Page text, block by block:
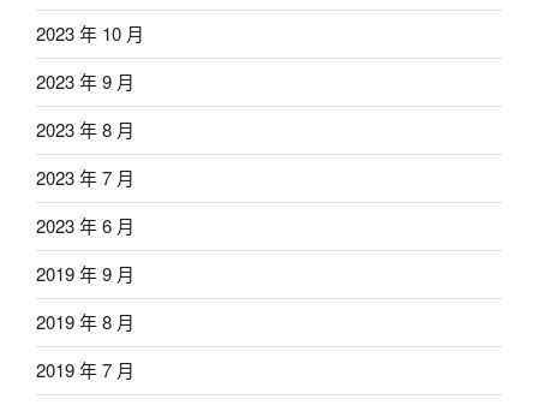
2023 年 10 月
2023 年 9 月
2023 年 8 月
2023 年 7 月
2023 年 6 月
2019 年 9 月
2019 年 8 月
2019 年 7 月